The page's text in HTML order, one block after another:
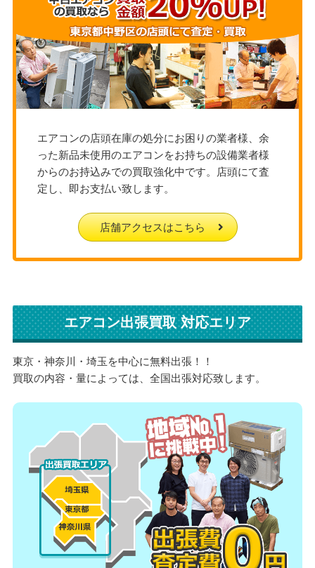
エアコンの店頭在庫の処分にお困りの業者様、余
った新品未使用のエアコンをお持ちの設備業者様
からのお持込みでの買取強化中です。店頭にて査
定し、即お支払い致します。
店舗アクセスはこちら
エアコン出張買取 対応エリア
東京・神奈川・埼玉を中心に無料出張！！
買取の内容・量によっては、全国出張対応致します。